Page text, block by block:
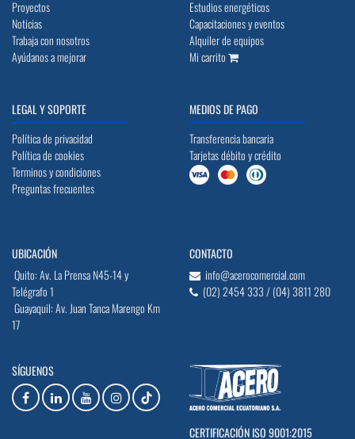
Proyectos
Noticias
Trabaja con nosotros
Ayúdanos a mejorar
Estudios energéticos
Capacitaciones y eventos
Alquiler de equipos
Mi carrito
LEGAL Y SOPORTE
Política de privacidad
Política de cookies
Terminos y condiciones
Preguntas frecuentes
MEDIOS DE PAGO
Transferencia bancaria
Tarjetas débito y crédito
UBICACIÓN
Quito: Av. La Prensa N45-14 y
Telégrafo 1
Guayaquil: Av. Juan Tanca Marengo Km
17
CONTACTO
info@acerocomercial.com
(02) 2454 333 / (04) 3811 280
SÍGUENOS
CERTIFICACIÓN ISO 9001:2015